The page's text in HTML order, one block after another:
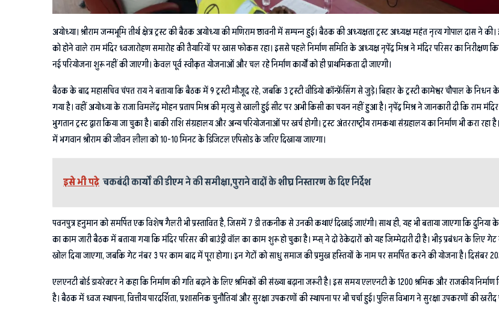
अयोध्या। श्रीराम जन्मभूमि तीर्थ क्षेत्र ट्रस्ट की बैठक अयोध्या की मणिराम छावनी में सम्पन्न हुई। बैठक की अध्यक्षता ट्रस्ट अध्यक्ष महंत नृत्य गोपाल दास ने
को होने वाले राम मंदिर ध्वजारोहण समारोह की तैयारियों पर खास फोकस रहा। इससे पहले निर्माण समिति के अध्यक्ष नृपेंद्र मिश्र ने मंदिर परिसर का
नई परियोजना शुरू नहीं की जाएगी। केवल पूर्व स्वीकृत योजनाओं और चल रहे निर्माण कार्यों को ही प्राथमिकता दी जाएगी।
बैठक के बाद महासचिव चंपत राय ने बताया कि बैठक में 9 ट्रस्टी मौजूद रहे, जबकि 3 ट्रस्टी वीडियो कॉन्फ्रेंसिंग से जुड़े। बिहार के ट्रस्टी कामेश्वर चौपाल के निधन
गया है। वहीं अयोध्या के राजा विमलेंद्र मोहन प्रताप मिश्र की मृत्यु से खाली हुई सीट पर अभी किसी का चयन नहीं हुआ है। नृपेंद्र मिश्र ने जानकारी दी कि राम
भुगतान ट्रस्ट द्वारा किया जा चुका है। बाकी राशि संग्रहालय और अन्य परियोजनाओं पर खर्च होगी। ट्रस्ट अंतरराष्ट्रीय रामकथा संग्रहालय का निर्माण भी
में भगवान श्रीराम की जीवन लीला को 10-10 मिनट के डिजिटल एपिसोड के जरिए दिखाया जाएगा।
इसे भी पढ़े चकबंदी कार्यों की डीएम ने की समीक्षा,पुराने वादों के शीघ्र निस्तारण के दिए निर्देश
पवनपुत्र हनुमान को समर्पित एक विशेष गैलरी भी प्रस्तावित है, जिसमें 7 डी तकनीक से उनकी कथाएं दिखाई जाएंगी। साथ ही, यह भी बताया जाएगा कि
का काम जारी बैठक में बताया गया कि मंदिर परिसर की बाउंड्री वॉल का काम शुरू हो चुका है। म्प्स् ने दो ठेकेदारों को यह जिम्मेदारी दी है। भीड़ प्रबंधन के
खोल दिया जाएगा, जबकि गेट नंबर 3 पर काम बाद में पूरा होगा। इन गेटों को साधु समाज की प्रमुख हस्तियों के नाम पर समर्पित करने की योजना है। दिसंबर
एलएनटी बोर्ड डायरेक्टर ने कहा कि निर्माण की गति बढ़ाने के लिए श्रमिकों की संख्या बढ़ाना जरूरी है। इस समय एलएनटी के 1200 श्रमिक और राजकीय
है। बैठक में ध्वज स्थापना, वित्तीय पारदर्शिता, प्रशासनिक चुनौतियां और सुरक्षा उपकरणों की स्थापना पर भी चर्चा हुई। पुलिस विभाग ने सुरक्षा उपकरणों की